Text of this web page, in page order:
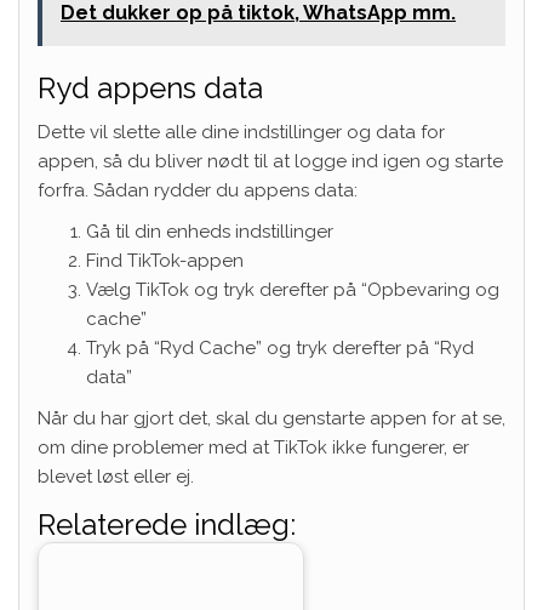
Det dukker op på tiktok, WhatsApp mm.
Ryd appens data
Dette vil slette alle dine indstillinger og data for
appen, så du bliver nødt til at logge ind igen og starte
forfra. Sådan rydder du appens data:
Gå til din enheds indstillinger
Find TikTok-appen
Vælg TikTok og tryk derefter på “Opbevaring og
cache”
Tryk på “Ryd Cache” og tryk derefter på “Ryd
data”
Når du har gjort det, skal du genstarte appen for at se,
om dine problemer med at TikTok ikke fungerer, er
blevet løst eller ej.
Relaterede indlæg: